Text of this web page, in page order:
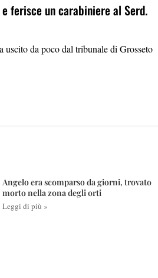
ferisce un carabiniere al Serd.
da poco dal tribunale di Grosseto
Angelo era scomparso da giorni, trovato
morto nella zona degli orti
Leggi di più »